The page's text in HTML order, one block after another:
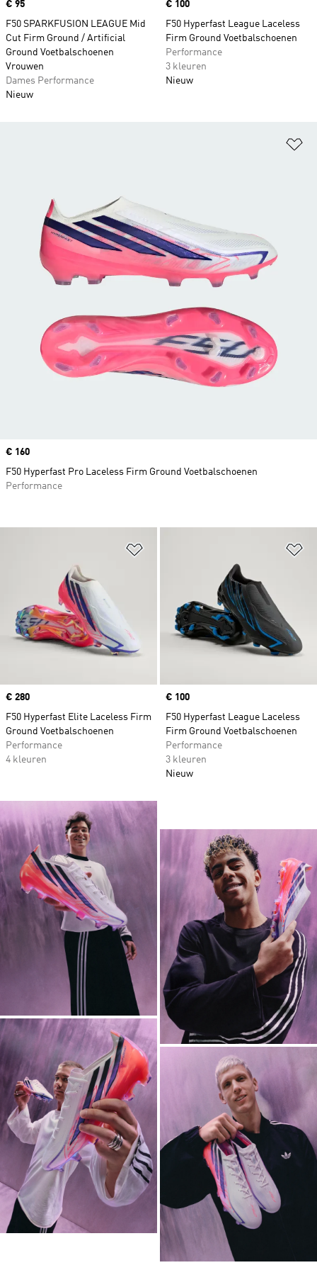
Price
€ 95
F50 SPARKFUSION LEAGUE Mid
Cut Firm Ground / Artificial
Ground Voetbalschoenen
Vrouwen
Dames Performance
Nieuw
Price
€ 100
F50 Hyperfast League Laceless
Firm Ground Voetbalschoenen
Performance
3 kleuren
Nieuw
Price
€ 280
F50 Hyperfast Elite Laceless Firm
Ground Voetbalschoenen
Performance
4 kleuren
Price
€ 100
F50 Hyperfast League Laceless
Firm Ground Voetbalschoenen
Performance
3 kleuren
Nieuw
Price
€ 160
F50 Hyperfast Pro Laceless Firm Ground Voetbalschoenen
Performance